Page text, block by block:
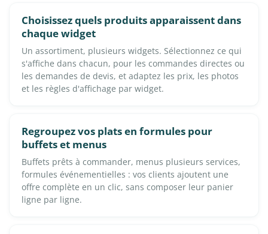
Choisissez quels produits apparaissent dans
chaque widget
Un assortiment, plusieurs widgets. Sélectionnez ce qui
s'affiche dans chacun, pour les commandes directes ou
les demandes de devis, et adaptez les prix, les photos
et les règles d'affichage par widget.
Regroupez vos plats en formules pour
buffets et menus
Buffets prêts à commander, menus plusieurs services,
formules événementielles : vos clients ajoutent une
offre complète en un clic, sans composer leur panier
ligne par ligne.